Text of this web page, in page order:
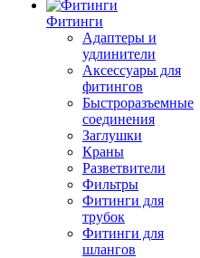
Фитинги
Адаптеры и
удлинители
Аксессуары для
фитингов
Быстроразъемные
соединения
Заглушки
Краны
Разветвители
Фильтры
Фитинги для
трубок
Фитинги для
шлангов